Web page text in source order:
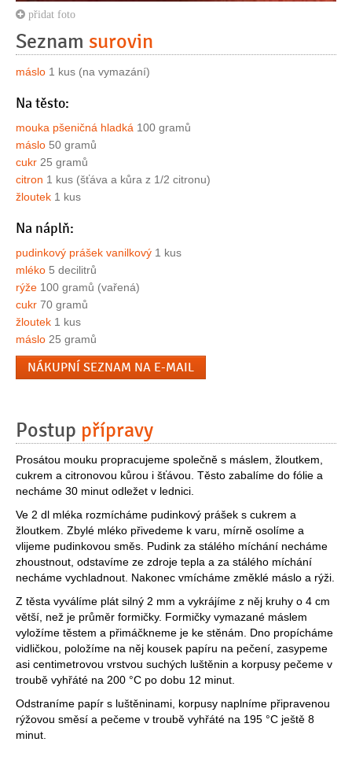
přidat foto
Seznam surovin
máslo 1 kus (na vymazání)
Na těsto:
mouka pšeničná hladká 100 gramů
máslo 50 gramů
cukr 25 gramů
citron 1 kus (šťáva a kůra z 1/2 citronu)
žloutek 1 kus
Na náplň:
pudinkový prášek vanilkový 1 kus
mléko 5 decilitrů
rýže 100 gramů (vařená)
cukr 70 gramů
žloutek 1 kus
máslo 25 gramů
NÁKUPNÍ SEZNAM NA E-MAIL
Postup přípravy
Prosátou mouku propracujeme společně s máslem, žloutkem,
cukrem a citronovou kůrou i šťávou. Těsto zabalíme do fólie a
necháme 30 minut odležet v lednici.
Ve 2 dl mléka rozmícháme pudinkový prášek s cukrem a
žloutkem. Zbylé mléko přivedeme k varu, mírně osolíme a
vlijeme pudinkovou směs. Pudink za stálého míchání necháme
zhoustnout, odstavíme ze zdroje tepla a za stálého míchání
necháme vychladnout. Nakonec vmícháme změklé máslo a rýži.
Z těsta vyválíme plát silný 2 mm a vykrájíme z něj kruhy o 4 cm
větší, než je průměr formičky. Formičky vymazané máslem
vyložíme těstem a přimáčkneme je ke stěnám. Dno propícháme
vidličkou, položíme na něj kousek papíru na pečení, zasypeme
asi centimetrovou vrstvou suchých luštěnin a korpusy pečeme v
troubě vyhřáté na 200 °C po dobu 12 minut.
Odstraníme papír s luštěninami, korpusy naplníme připravenou
rýžovou směsí a pečeme v troubě vyhřáté na 195 °C ještě 8
minut.